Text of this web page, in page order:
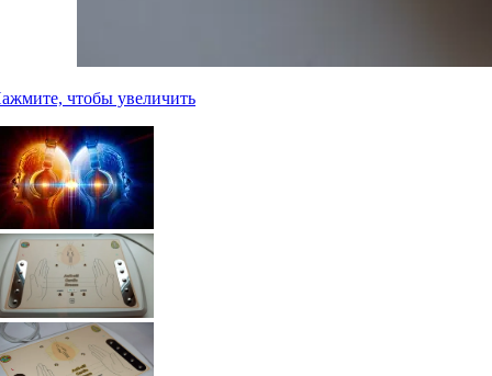
чтобы увеличить